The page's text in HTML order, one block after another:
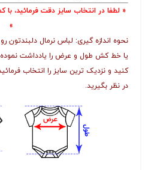
« لطفا در انتخاب سایز دقت فرمائید، با
»
نحوه اندازه گیری: لباس نرمال
یا خط کش طول و عرض را یادداشت نموده
کنید و نزدیک ترین سایز را انتخاب
در نظر بگیرید.